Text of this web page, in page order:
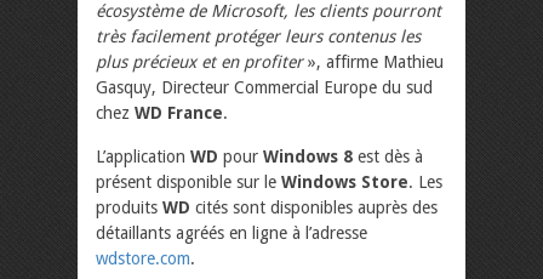
écosystème de Microsoft, les clients pourront
très facilement protéger leurs contenus les
plus précieux et en profiter», affirme Mathieu
Gasquy, Directeur Commercial Europe du sud
chez WD France.
L’application WD pour Windows 8 est dès à
présent disponible sur le Windows Store. Les
produits WD cités sont disponibles auprès des
détaillants agréés en ligne à l’adresse
wdstore.com.